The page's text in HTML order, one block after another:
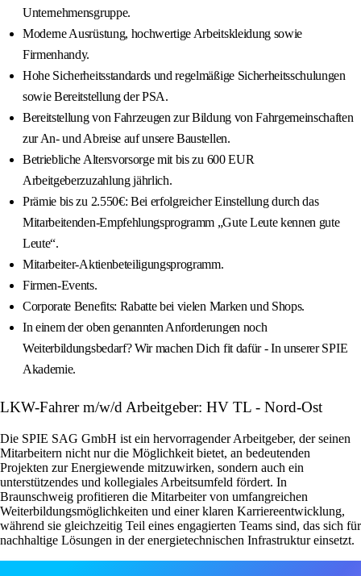
Unternehmensgruppe.
Moderne Ausrüstung, hochwertige Arbeitskleidung sowie
Firmenhandy.
Hohe Sicherheitsstandards und regelmäßige Sicherheitsschulungen
sowie Bereitstellung der PSA.
Bereitstellung von Fahrzeugen zur Bildung von Fahrgemeinschaften
zur An- und Abreise auf unsere Baustellen.
Betriebliche Altersvorsorge mit bis zu 600 EUR
Arbeitgeberzuzahlung jährlich.
Prämie bis zu 2.550€: Bei erfolgreicher Einstellung durch das
Mitarbeitenden-Empfehlungsprogramm „Gute Leute kennen gute
Leute“.
Mitarbeiter-Aktienbeteiligungsprogramm.
Firmen-Events.
Corporate Benefits: Rabatte bei vielen Marken und Shops.
In einem der oben genannten Anforderungen noch
Weiterbildungsbedarf? Wir machen Dich fit dafür - In unserer SPIE
Akademie.
LKW-Fahrer m/w/d Arbeitgeber: HV TL - Nord-Ost
Die SPIE SAG GmbH ist ein hervorragender Arbeitgeber, der seinen
Mitarbeitern nicht nur die Möglichkeit bietet, an bedeutenden
Projekten zur Energiewende mitzuwirken, sondern auch ein
unterstützendes und kollegiales Arbeitsumfeld fördert. In
Braunschweig profitieren die Mitarbeiter von umfangreichen
Weiterbildungsmöglichkeiten und einer klaren Karriereentwicklung,
während sie gleichzeitig Teil eines engagierten Teams sind, das sich für
nachhaltige Lösungen in der energietechnischen Infrastruktur einsetzt.